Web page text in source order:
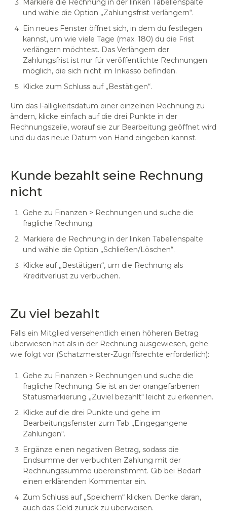
und wähle die Option „Zahlungsfrist verlängern“.
Ein neues Fenster öffnet sich, in dem du festlegen
kannst, um wie viele Tage (max. 180) du die Frist
verlängern möchtest. Das Verlängern der
Zahlungsfrist ist nur für veröffentlichte Rechnungen
möglich, die sich nicht im Inkasso befinden.
Klicke zum Schluss auf „Bestätigen“.
Um das Fälligkeitsdatum einer einzelnen Rechnung zu
ändern, klicke einfach auf die drei Punkte in der
Rechnungszeile, worauf sie zur Bearbeitung geöffnet wird
und du das neue Datum von Hand eingeben kannst.
Kunde bezahlt seine Rechnung
nicht
Gehe zu Finanzen > Rechnungen und suche die
fragliche Rechnung.
Markiere die Rechnung in der linken Tabellenspalte
und wähle die Option „Schließen/Löschen“.
Klicke auf „Bestätigen“, um die Rechnung als
Kreditverlust zu verbuchen.
Zu viel bezahlt
Falls ein Mitglied versehentlich einen höheren Betrag
überwiesen hat als in der Rechnung ausgewiesen, gehe
wie folgt vor (Schatzmeister-Zugriffsrechte erforderlich):
Gehe zu Finanzen > Rechnungen und suche die
fragliche Rechnung. Sie ist an der orangefarbenen
Statusmarkierung „Zuviel bezahlt“ leicht zu erkennen.
Klicke auf die drei Punkte und gehe im
Bearbeitungsfenster zum Tab „Eingegangene
Zahlungen“.
Ergänze einen negativen Betrag, sodass die
Endsumme der verbuchten Zahlung mit der
Rechnungssumme übereinstimmt. Gib bei Bedarf
einen erklärenden Kommentar ein.
Zum Schluss auf „Speichern“ klicken. Denke daran,
auch das Geld zurück zu überweisen.